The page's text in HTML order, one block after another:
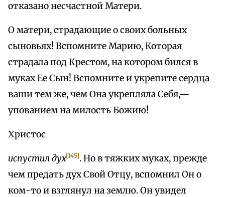
отказано несчастной Матери.
О матери, страдающие о своих больных
сыновьях! Вспомните Марию, Которая
страдала под Крестом, на котором бился в
муках Ее Сын! Вспомните и укрепите сердца
ваши тем же, чем Она укрепляла Себя,—
упованием на милость Божию!
Христос
испустил дух[145]. Но в тяжких муках, прежде
чем предать дух Свой Отцу, вспомнил Он о
ком-то и взглянул на землю. Он увидел